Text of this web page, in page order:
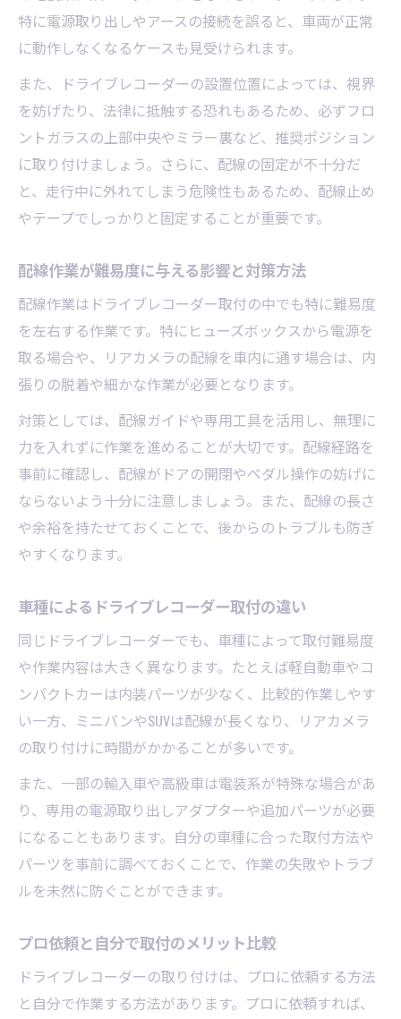
店舗選びで工賃差が生じる理由と対策
正しい位置での取付が叶える安心の理由
ドライブレコーダー取付位置で安全性が高
まる根拠
正しい取付場所が事故防止につながるポイ
ント
法律基準を守ったドライブレコーダー取付
取付位置で映像の鮮明さが変わる理由
ドライブレコーダー取付時の視界確保の重
要性
車検も安心なドライブレコーダー取付方法
ドライブレコーダー取付で車検に通る条件
車検対応の正しいドライブレコーダー取付
手法
違反しないための取付ポイントを解説
車検基準を満たすドライブレコーダー取付
の極意
配線や設置場所選びで難易度が変わるポイント
配線方法でドライブレコーダー取付難易度
が変化
設置場所の選定が作業効率に直結する理由
初心者に優しい配線経路の考え方を解説
車種ごとの適切なドライブレコーダー取付
場所
エアバッグ干渉を防ぐ設置のポイント
特に電源取り出しやアースの接続を誤ると、車両が正常
に動作しなくなるケースも見受けられます。
また、ドライブレコーダーの設置位置によっては、視界
を妨げたり、法律に抵触する恐れもあるため、必ずフロ
ントガラスの上部中央やミラー裏など、推奨ポジション
に取り付けましょう。さらに、配線の固定が不十分だ
と、走行中に外れてしまう危険性もあるため、配線止め
やテープでしっかりと固定することが重要です。
配線作業が難易度に与える影響と対策方法
配線作業はドライブレコーダー取付の中でも特に難易度
を左右する作業です。特にヒューズボックスから電源を
取る場合や、リアカメラの配線を車内に通す場合は、内
張りの脱着や細かな作業が必要となります。
対策としては、配線ガイドや専用工具を活用し、無理に
力を入れずに作業を進めることが大切です。配線経路を
事前に確認し、配線がドアの開閉やペダル操作の妨げに
ならないよう十分に注意しましょう。また、配線の長さ
や余裕を持たせておくことで、後からのトラブルも防ぎ
やすくなります。
車種によるドライブレコーダー取付の違い
同じドライブレコーダーでも、車種によって取付難易度
や作業内容は大きく異なります。たとえば軽自動車やコ
ンパクトカーは内装パーツが少なく、比較的作業しやす
い一方、ミニバンやSUVは配線が長くなり、リアカメラ
の取り付けに時間がかかることが多いです。
また、一部の輸入車や高級車は電装系が特殊な場合があ
り、専用の電源取り出しアダプターや追加パーツが必要
になることもあります。自分の車種に合った取付方法や
パーツを事前に調べておくことで、作業の失敗やトラブ
ルを未然に防ぐことができます。
プロ依頼と自分で取付のメリット比較
ドライブレコーダーの取り付けは、プロに依頼する方法
と自分で作業する方法があります。プロに依頼すれば、